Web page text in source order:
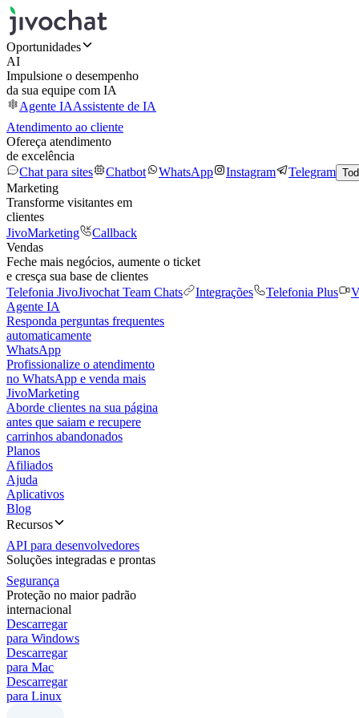
Oportunidades
AI
Impulsione o desempenho
da sua equipe com IA
Agente IAAssistente de IA
Atendimento ao cliente
Ofereça atendimento
de excelência
Chat para sites
Chatbot WhatsApp Instagram Telegram
Marketing
Transforme visitantes em
clientes
JivoMarketing
Callback
Vendas
Feche mais negócios, aumente o ticket
e cresça sua base de clientes
Telefonia JivoJivochat Team Chats Integrações Telefonia Plus
Agente IA
Responda perguntas frequentes
automaticamente
WhatsApp
Profissionalize o atendimento
no WhatsApp e venda mais
JivoMarketing
Aborde clientes na sua página
antes que saiam e recupere
carrinhos abandonados
Planos
Afiliados
Ajuda
Aplicativos
Blog
Recursos
API para desenvolvedores
Soluções integradas e prontas
Segurança
Proteção no maior padrão
internacional
Descarregar
para Windows
Descarregar
para Mac
Descarregar
para Linux